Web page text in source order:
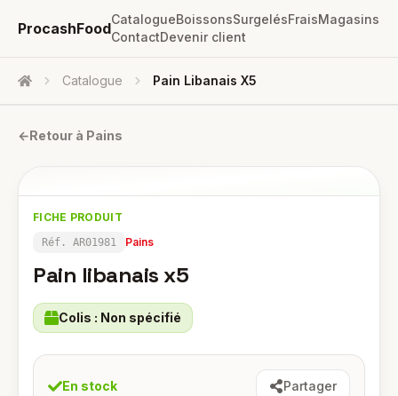
ProcashFood
CatalogueBoissonsSurgelésFraisMagasins
ContactDevenir client
Accueil Catalogue Pain Libanais X5
←Retour à Pains
FICHE PRODUIT
Réf. AR01981 Pains
Pain libanais x5
Colis : Non spécifié
En stock Partager